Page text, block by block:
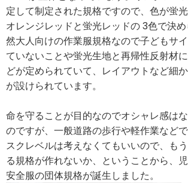
定して制定された規格ですので、色が蛍
オレンジレッドと蛍光レッドの 3色で決
然大人向けの作業服規格なので子どもサ
ていないことや蛍光生地と再帰性反射材
どが定められていて、レイアウトなど細
が設けられています。
命を守ることが目的なのでオシャレ感は
のですが、一般道路の歩行や軽作業など
スクレベルは考えなくてもいいので、も
る規格が作れないか、ということから、
安全服の団体規格が誕生しました。